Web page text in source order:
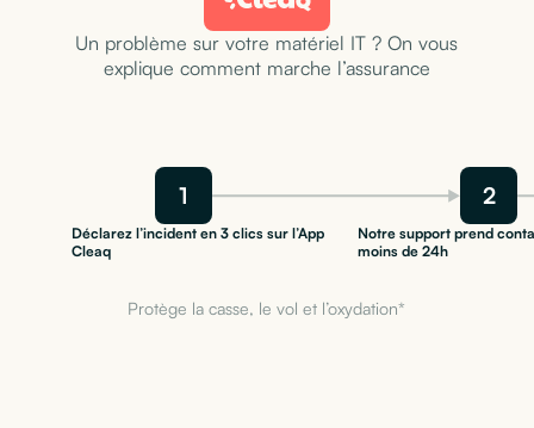
Un problème sur votre matériel IT ? On vous
explique comment marche l’assurance
1 2
Déclarez l’incident en 3 clics sur l’App
Cleaq
Notre support prend
moins de 24h
Protège la casse, le vol et l’oxydation*